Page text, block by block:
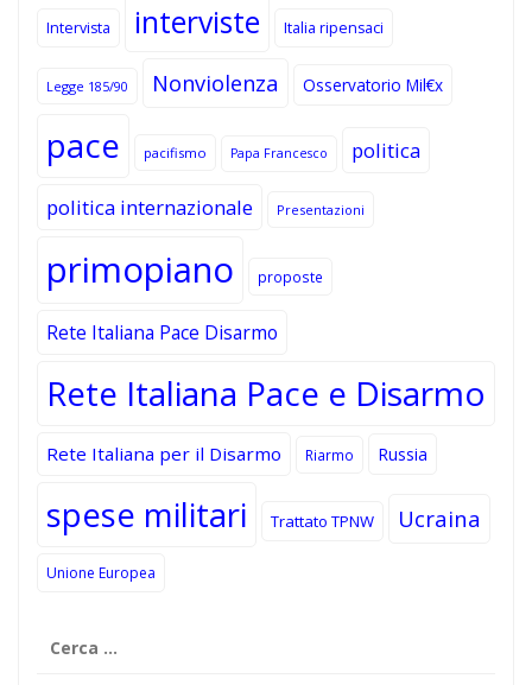
Intervista interviste Italia ripensaci
Legge 185/90 Nonviolenza Osservatorio Mil€x
pace pacifismo Papa Francesco politica
politica internazionale Presentazioni
primopiano proposte
Rete Italiana Pace Disarmo
Rete Italiana Pace e Disarmo
Rete Italiana per il Disarmo Riarmo Russia
spese militari Trattato TPNW Ucraina
Unione Europea
per: